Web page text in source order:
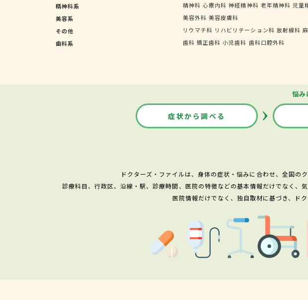
精神科系
精神科 心療内科 神経精神科 老年精神科 児童
美容系
美容外科 美容皮膚科
その他
リウマチ科 リハビリテーション科 放射線科
歯科系
歯科 矯正歯科 小児歯科 歯科口腔外科
悩み
症状から調べる
ドクターズ・ファイルは、身体の症状・悩みに合わせ、全国の
診療科目、行政区、沿線・駅、診療時間、医院の特徴などの基本情報だけでなく、
医院情報だけでなく、独自取材に基づき、ド